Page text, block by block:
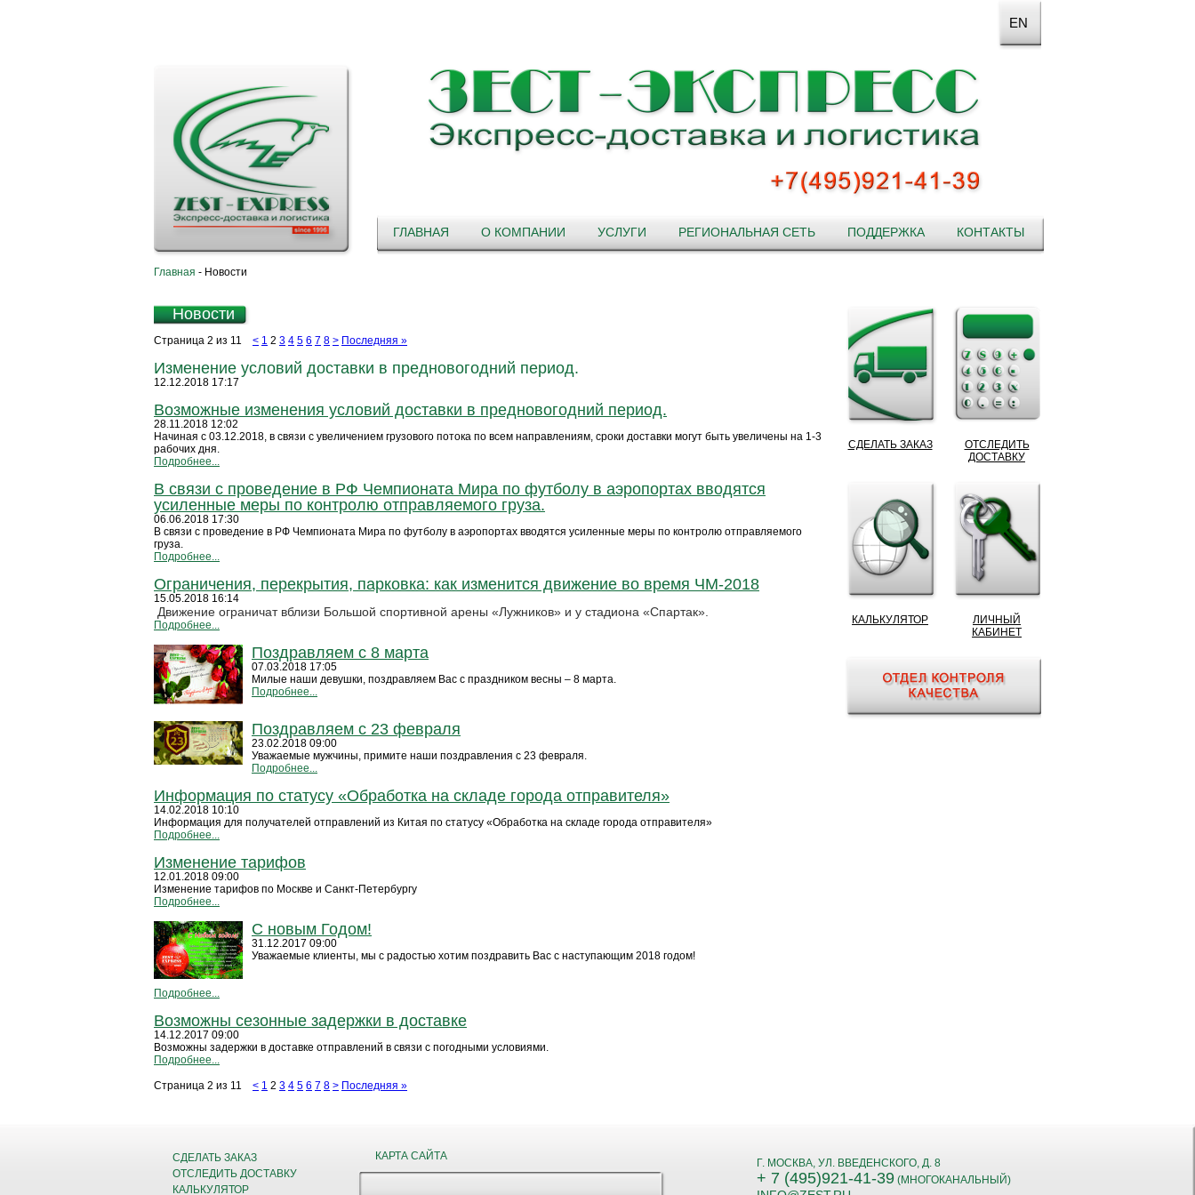
EN
ГЛАВНАЯ О КОМПАНИИ УСЛУГИ РЕГИОНАЛЬНАЯ СЕТЬ ПОДДЕРЖКА КОНТАКТЫ
Главная - Новости
Новости
Страница 2 из 11 < 1 2 3 4 5 6 7 8 > Последняя »
Изменение условий доставки в предновогодний период.
12.12.2018 17:17
Возможные изменения условий доставки в предновогодний период.
28.11.2018 12:02
Начиная с 03.12.2018, в связи с увеличением грузового потока по всем направлениям, сроки доставки могут быть увеличены на 1-3
рабочих дня.
Подробнее...
В связи с проведение в РФ Чемпионата Мира по футболу в аэропортах вводятся
усиленные меры по контролю отправляемого груза.
06.06.2018 17:30
В связи с проведение в РФ Чемпионата Мира по футболу в аэропортах вводятся усиленные меры по контролю отправляемого
груза.
Подробнее...
Ограничения, перекрытия, парковка: как изменится движение во время ЧМ-2018
15.05.2018 16:14
Движение ограничат вблизи Большой спортивной арены «Лужников» и у стадиона «Спартак».
Подробнее...
Поздравляем с 8 марта
07.03.2018 17:05
Милые наши девушки, поздравляем Вас с праздником весны – 8 марта.
Подробнее...
Поздравляем с 23 февраля
23.02.2018 09:00
Уважаемые мужчины, примите наши поздравления с 23 февраля.
Подробнее...
Информация по статусу «Обработка на складе города отправителя»
14.02.2018 10:10
Информация для получателей отправлений из Китая по статусу «Обработка на складе города отправителя»
Подробнее...
Изменение тарифов
12.01.2018 09:00
Изменение тарифов по Москве и Санкт-Петербургу
Подробнее...
С новым Годом!
31.12.2017 09:00
Уважаемые клиенты, мы с радостью хотим поздравить Вас с наступающим 2018 годом!
Подробнее...
Возможны сезонные задержки в доставке
14.12.2017 09:00
Возможны задержки в доставке отправлений в связи с погодными условиями.
Подробнее...
Страница 2 из 11 < 1 2 3 4 5 6 7 8 > Последняя »
СДЕЛАТЬ ЗАКАЗ
ОТСЛЕДИТЬ
ДОСТАВКУ
КАЛЬКУЛЯТОР
ЛИЧНЫЙ
КАБИНЕТ
СДЕЛАТЬ ЗАКАЗ
ОТСЛЕДИТЬ ДОСТАВКУ
КАЛЬКУЛЯТОР
КАРТА САЙТА
Г. МОСКВА, УЛ. ВВЕДЕНСКОГО, Д. 8
+ 7 (495)921-41-39 (МНОГОКАНАЛЬНЫЙ)